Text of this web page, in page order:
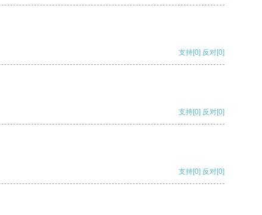
支持[0] 反对[0]
支持[0] 反对[0]
支持[0] 反对[0]